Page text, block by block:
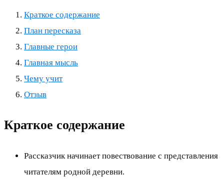
Краткое содержание
План пересказа
Главные герои
Главная мысль
Чему учит
Отзыв
Краткое содержание
Рассказчик начинает повествование с представления
читателям родной деревни.